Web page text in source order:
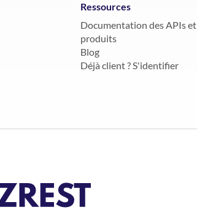
Ressources
Documentation des APIs et
produits
Blog
Déjà client ? S'identifier